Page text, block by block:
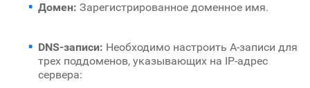
Домен: Зарегистрированное доменное имя.
DNS-записи: Необходимо настроить A-записи для
трех поддоменов, указывающих на IP-адрес
сервера: